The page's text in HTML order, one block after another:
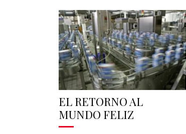
EL RETORNO AL
MUNDO FELIZ